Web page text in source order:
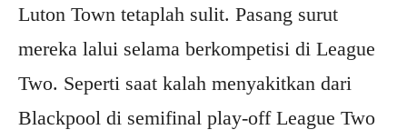
Luton Town tetaplah sulit. Pasang surut
mereka lalui selama berkompetisi di League
Two. Seperti saat kalah menyakitkan dari
Blackpool di semifinal play-off League Two